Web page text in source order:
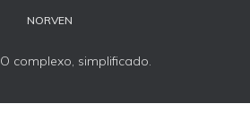
NORVEN
O complexo, simplificado.